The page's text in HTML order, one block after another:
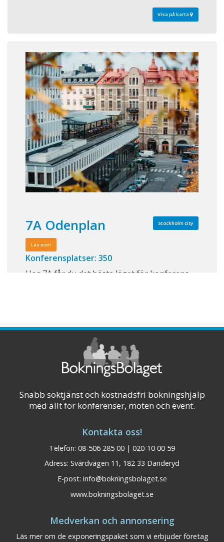
Visa på karta
Stockholm city
7A Odenplan
Läs mer!
Konferensplatser: 350
Hos 7A får du det bästa läget för konferens
verklighet. 7A Odenplan erbjuder moderna
och flexibla konferenslokaler för både s ...
Visa på karta
Snabb söktjänst och kostnadsfri bokningshjälp
med allt för konferenser, möten och event.
Kontakta oss!
Telefon: 08-506 285 00 | 020-10 00 59
Adress: Svärdvägen 11, 182 33 Danderyd
E-post: info@bokningsbolaget.se
www.bokningsbolaget.se
Medverkan och annonsering
Läs mer om de exponeringspaket som vi erbjuder företag